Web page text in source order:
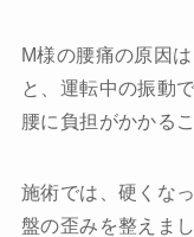
M様の腰痛の原因
と、運転中の振動
腰に負担がかかる
施術では、硬くな
盤の歪みを整えま